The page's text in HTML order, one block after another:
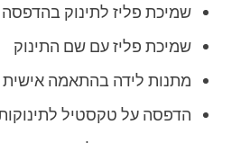
שמיכת פליז לתינוק
שמיכת פליז עם שם התינוק
מתנות לידה בהתאמה אישית
הדפסה על טקסטיל